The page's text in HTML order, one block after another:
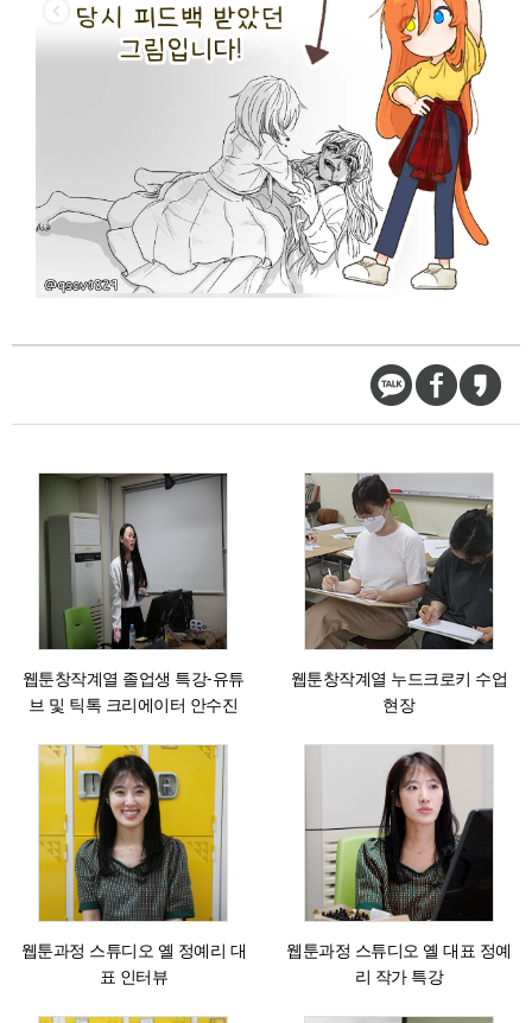
웹툰창작계열 졸업생 특강-유튜
브 및 틱톡 크리에이터 안수진
웹툰창작계열 누드크로키 수업
현장
웹툰과정 스튜디오 옐 정예리 대
표 인터뷰
웹툰과정 스튜디오 옐 대표 정예
리 작가 특강